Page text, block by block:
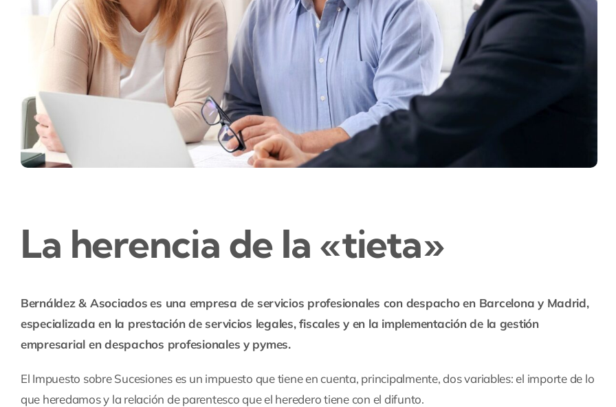
La herencia de la «tieta»
Bernáldez & Asociados es una empresa de servicios profesionales con despacho en Barcelona y Madrid,
especializada en la prestación de servicios legales, fiscales y en la implementación de la gestión
empresarial en despachos profesionales y pymes.
El Impuesto sobre Sucesiones es un impuesto que tiene en cuenta, principalmente, dos variables: el importe de lo
que heredamos y la relación de parentesco que el heredero tiene con el difunto.